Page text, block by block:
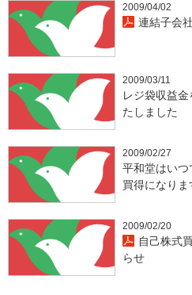
2009/04/02
連結子会
2009/03/11
レジ袋収益
たしました
2009/02/27
平和堂はい
買得になりま
2009/02/20
自己株式
らせ